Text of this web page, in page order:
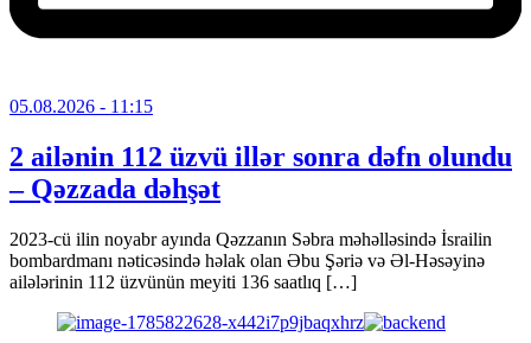
05.08.2026 - 11:15
2 ailənin 112 üzvü illər sonra dəfn olundu
– Qəzzada dəhşət
2023-cü ilin noyabr ayında Qəzzanın Səbra məhəlləsində İsrailin
bombardmanı nəticəsində həlak olan Əbu Şəriə və Əl-Həsəyinə
ailələrinin 112 üzvünün meyiti 136 saatlıq […]